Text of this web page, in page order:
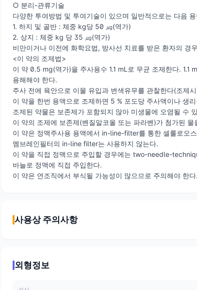
○ 분리-관류기술
다양한 투여방법 및 투여기술이 있으며 일반적으로는 다음
1. 하지 및 골반 : 체중 kg당 50 ㎍(역가)
2. 상지 : 체중 kg 당 35 ㎍(역가)
비만이거나 이전에 화학요법, 방사선 치료를 받은 환자의 경
<이 약의 조제법>
이 약 0.5 mg(역가)을 주사용수 1.1 mL로 무균 조제한다. 1.1
용해해야 한다.
주사 전에 육안으로 이물 유입과 변색유무를 관찰한다(조제
이 약을 한번 용액으로 조제하면 5 % 포도당 주사액이나 생
조제된 약물은 보존제가 포함되지 않아 미생물에 오염될 수
이 약의 조제에 보존제(벤질알코올 또는 파라벤)가 첨가된
이 약은 정맥주사용 용액에서 in-line-filter를 통한 셀룰로오
멤브레인필터의 in-line filter는 사용하지 않는다.
이 약을 직접 정맥으로 주입할 경우에는 two-needle-
바늘로 정맥에 직접 주입한다.
이 약은 연조직에서 부식될 가능성이 많으므로 주의해야 한다.
사용상 주의사항
외형정보